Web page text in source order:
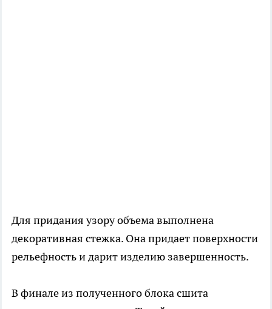
Для придания узору объема выполнена
декоративная стежка. Она придает поверхности
рельефность и дарит изделию завершенность.
В финале из полученного блока сшита